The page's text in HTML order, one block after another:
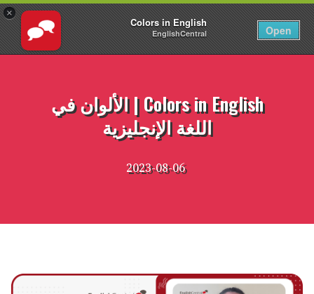
×
Colors in English
EnglishCentral Open
تسجيل الدخول AR
انتقل
Colors in English | الألوان في
اللغة الإنجليزية
2023-08-06